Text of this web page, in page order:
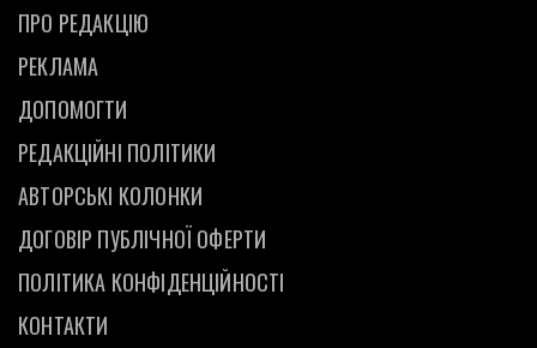
ПРО РЕДАКЦІЮ
РЕКЛАМА
ДОПОМОГТИ
РЕДАКЦІЙНІ ПОЛІТИКИ
АВТОРСЬКІ КОЛОНКИ
ДОГОВІР ПУБЛІЧНОЇ ОФЕРТИ
ПОЛІТИКА КОНФІДЕНЦІЙНОСТІ
КОНТАКТИ